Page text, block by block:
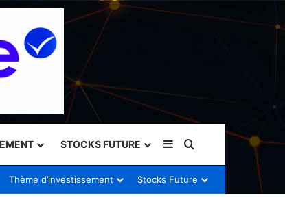
STOCKS FUTURE Sidebar (barre
Rechercher
Thème d’investissement Stocks Future